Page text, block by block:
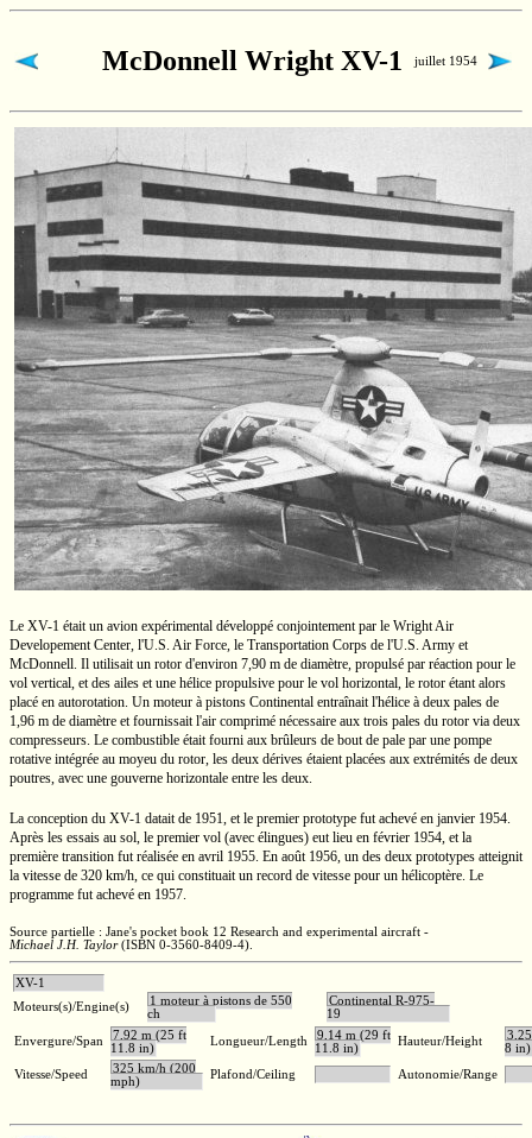
McDonnell Wright XV-1 juillet 1954
Le XV-1 était un avion expérimental développé conjointement par le Wright Air
Developement Center, l'U.S. Air Force, le Transportation Corps de l'U.S. Army et
McDonnell. Il utilisait un rotor d'environ 7,90 m de diamètre, propulsé par réaction pour le
vol vertical, et des ailes et une hélice propulsive pour le vol horizontal, le rotor étant alors
placé en autorotation. Un moteur à pistons Continental entraînait l'hélice à deux pales de
1,96 m de diamètre et fournissait l'air comprimé nécessaire aux trois pales du rotor via deux
compresseurs. Le combustible était fourni aux brûleurs de bout de pale par une pompe
rotative intégrée au moyeu du rotor, les deux dérives étaient placées aux extrémités de deux
poutres, avec une gouverne horizontale entre les deux.
La conception du XV-1 datait de 1951, et le premier prototype fut achevé en janvier 1954.
Après les essais au sol, le premier vol (avec élingues) eut lieu en février 1954, et la
première transition fut réalisée en avril 1955. En août 1956, un des deux prototypes atteignit
la vitesse de 320 km/h, ce qui constituait un record de vitesse pour un hélicoptère. Le
programme fut achevé en 1957.
Source partielle : Jane's pocket book 12 Research and experimental aircraft -
Michael J.H. Taylor (ISBN 0-3560-8409-4)
XV-1
Moteurs(s)/Engine(s)
1 moteur à pistons de 550
ch
Continental R-975-
19
Envergure/Span
7,92 m (25 ft
11.8 in)
Longueur/Length
9,14 m (29 ft
11.8 in)
Hauteur/Height
8 in)
Vitesse/Speed
325 km/h (200
mph)
Plafond/Ceiling Autonomie/Range